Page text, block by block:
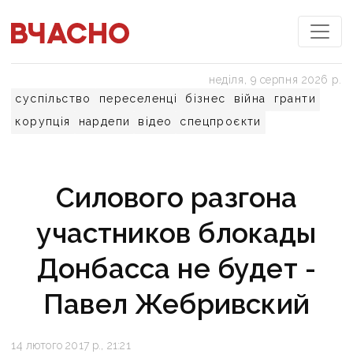
суспільство переселенці бізнес війна
гранти
корупція
нардепи відео спецпроєкти
неділя, 9 серпня 2026 р.
Силового разгона
участников блокады
Донбасса не будет -
Павел Жебривский
14 лютого 2017 р., 21:21